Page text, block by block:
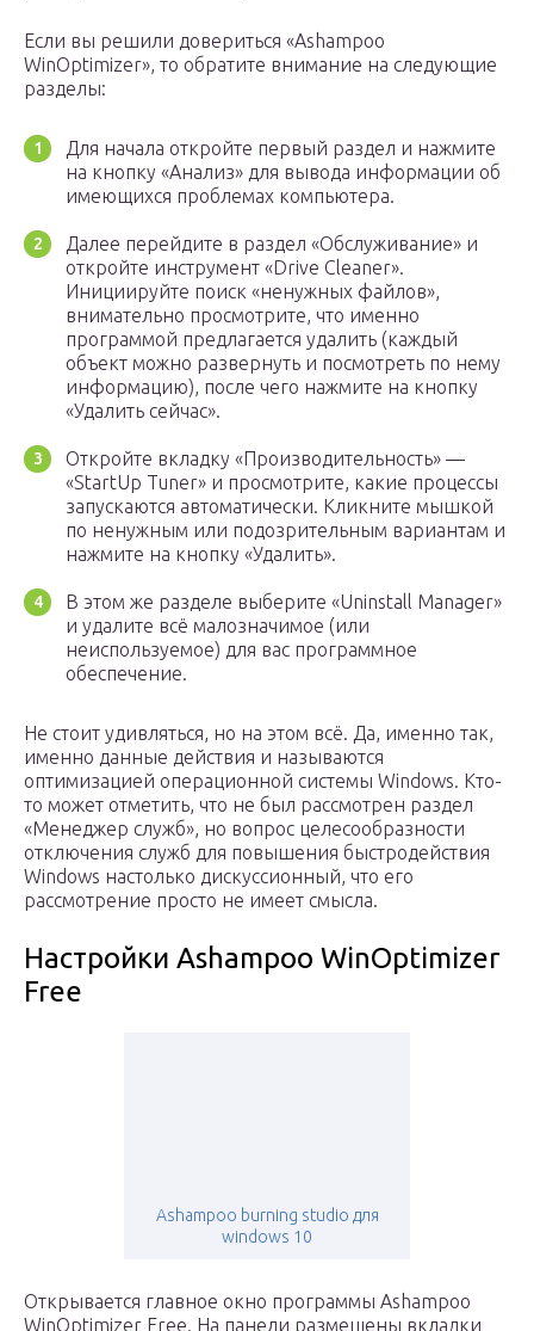
Если вы решили довериться «Ashampoo
WinOptimizer», то обратите внимание на следующие
разделы:
Для начала откройте первый раздел и нажмите
на кнопку «Анализ» для вывода информации об
имеющихся проблемах компьютера.
Далее перейдите в раздел «Обслуживание» и
откройте инструмент «Drive Cleaner».
Инициируйте поиск «ненужных файлов»,
внимательно просмотрите, что именно
программой предлагается удалить (каждый
объект можно развернуть и посмотреть по нему
информацию), после чего нажмите на кнопку
«Удалить сейчас».
Откройте вкладку «Производительность» —
«StartUp Tuner» и просмотрите, какие процессы
запускаются автоматически. Кликните мышкой
по ненужным или подозрительным вариантам и
нажмите на кнопку «Удалить».
В этом же разделе выберите «Uninstall Manager»
и удалите всё малозначимое (или
неиспользуемое) для вас программное
обеспечение.
Не стоит удивляться, но на этом всё. Да, именно так,
именно данные действия и называются
оптимизацией операционной системы Windows. Кто-
то может отметить, что не был рассмотрен раздел
«Менеджер служб», но вопрос целесообразности
отключения служб для повышения быстродействия
Windows настолько дискуссионный, что его
рассмотрение просто не имеет смысла.
Настройки Ashampoo WinOptimizer
Free
Ashampoo burning studio для
windows 10
Открывается главное окно программы Ashampoo
WinOptimizer Free. На панели размещены вкладки